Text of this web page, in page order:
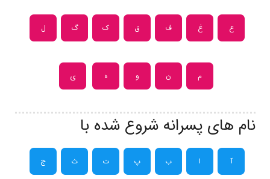
ع غ ف ق ک گ ل
م ن و ه ی
نام های پسرانه شروع شده با
آ ا ب پ ت ث ج